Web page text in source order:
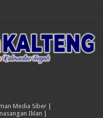
Media Siber |
Iklan |